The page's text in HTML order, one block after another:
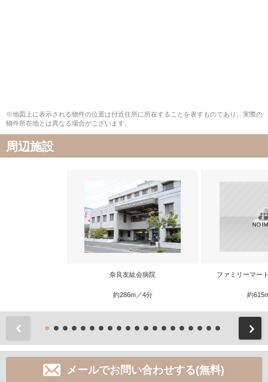
※地図上に表示される物件の位置は付近住所に所在することを表すものであり、実際の
物件所在地とは異なる場合がございます。
周辺施設
奈良友紘会病院
約286m／4分
ファミリーマー
約
メールでお問い合わせする(無料)